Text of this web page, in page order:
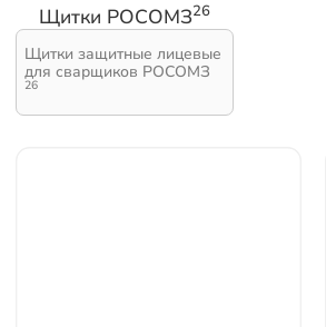
Щитки РОСОМЗ26
Щитки защитные лицевые
для сварщиков РОСОМЗ
26